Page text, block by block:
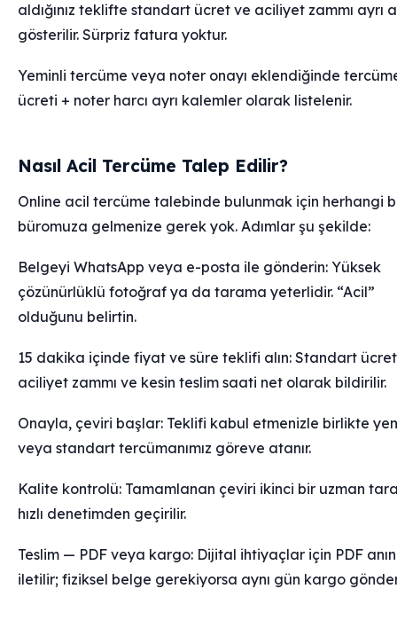
aldığınız teklifte standart ücret ve aciliyet zammı ayrı
gösterilir. Sürpriz fatura yoktur.
Yeminli tercüme veya noter onayı eklendiğinde
ücreti + noter harcı ayrı kalemler olarak listelenir.
Nasıl Acil Tercüme Talep Edilir?
Online acil tercüme talebinde bulunmak için herhangi
büromuza gelmenize gerek yok. Adımlar şu şekilde:
Belgeyi WhatsApp veya e-posta ile gönderin: Yüksek
çözünürlüklü fotoğraf ya da tarama yeterlidir. “Acil”
olduğunu belirtin.
15 dakika içinde fiyat ve süre teklifi alın: Standart
aciliyet zammı ve kesin teslim saati net olarak bildirilir.
Onayla, çeviri başlar: Teklifi kabul etmenizle birlikte
veya standart tercümanımız göreve atanır.
Kalite kontrolü: Tamamlanan çeviri ikinci bir uzman
hızlı denetimden geçirilir.
Teslim — PDF veya kargo: Dijital ihtiyaçlar için PDF
iletilir; fiziksel belge gerekiyorsa aynı gün kargo